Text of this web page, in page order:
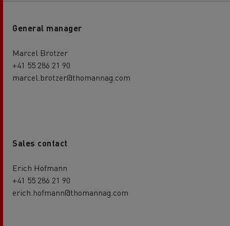
General manager
Marcel Brotzer
+41 55 286 21 90
marcel.brotzer@thomannag.com
Sales contact
Erich Hofmann
+41 55 286 21 90
erich.hofmann@thomannag.com